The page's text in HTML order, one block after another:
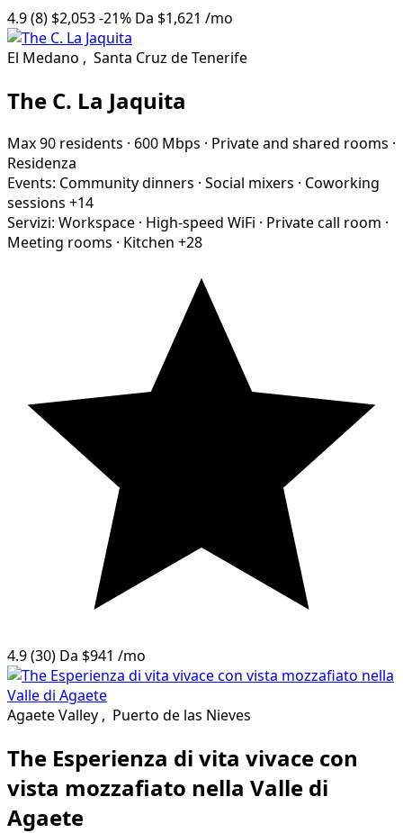
4.9(8) $2,053-21% Da $1,621 /mo
El Medano , Santa Cruz de Tenerife
The C. La Jaquita
Max 90 residents · 600 Mbps · Private and shared rooms ·
Residenza
Events: Community dinners · Social mixers · Coworking
sessions +14
Servizi: Workspace · High-speed WiFi · Private call room ·
Meeting rooms · Kitchen +28
4.9(30) Da $941 /mo
Agaete Valley , Puerto de las Nieves
The Esperienza di vita vivace con
vista mozzafiato nella Valle di
Agaete